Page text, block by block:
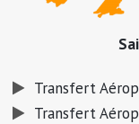
Transfert
Transfert